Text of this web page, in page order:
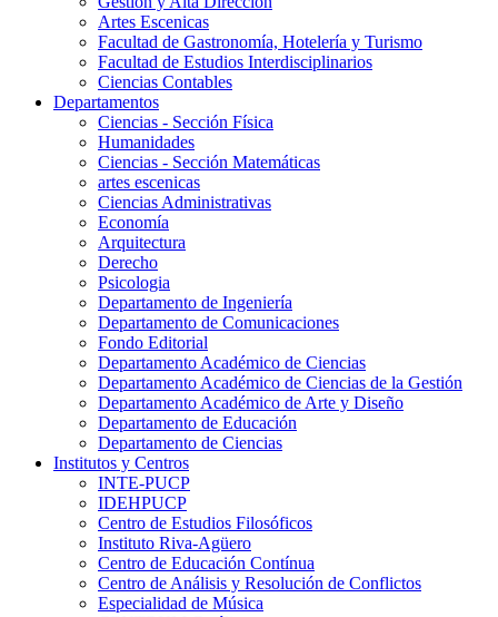
Artes Escenicas
Facultad de Gastronomía, Hotelería y Turismo
Facultad de Estudios Interdisciplinarios
Ciencias Contables
Departamentos
Ciencias - Sección Física
Humanidades
Ciencias - Sección Matemáticas
artes escenicas
Ciencias Administrativas
Economía
Arquitectura
Derecho
Psicologia
Departamento de Ingeniería
Departamento de Comunicaciones
Fondo Editorial
Departamento Académico de Ciencias
Departamento Académico de Ciencias de la Gestión
Departamento Académico de Arte y Diseño
Departamento de Educación
Departamento de Ciencias
Institutos y Centros
INTE-PUCP
IDEHPUCP
Centro de Estudios Filosóficos
Instituto Riva-Agüero
Centro de Educación Contínua
Centro de Análisis y Resolución de Conflictos
Especialidad de Música